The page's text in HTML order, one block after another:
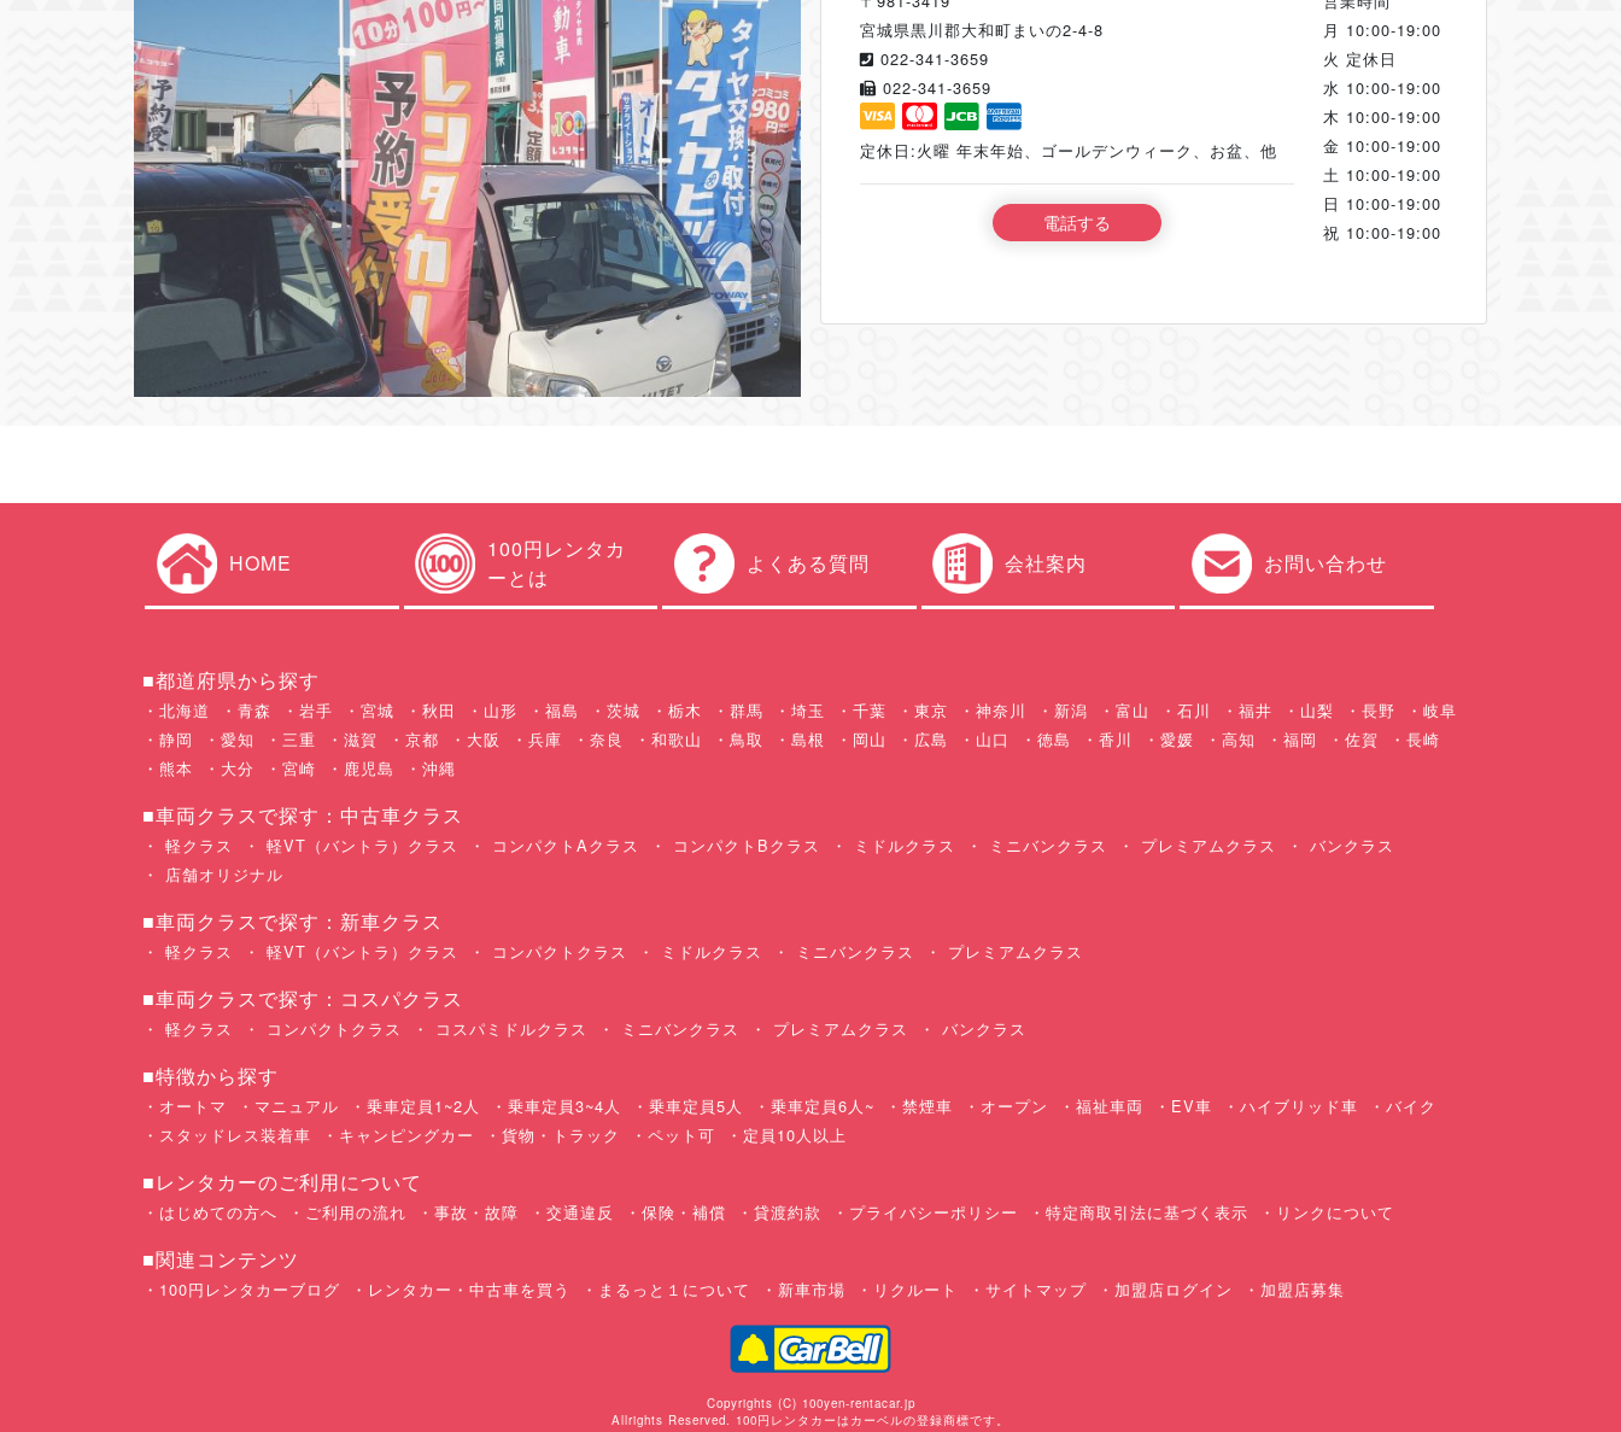
宮城県黒川郡大和町まいの2-4-8
022-341-3659
022-341-3659
定休日:火曜 年末年始、ゴールデンウィーク、お盆、他
電話する
月 10:00-19:00
火 定休日
水 10:00-19:00
木 10:00-19:00
金 10:00-19:00
土 10:00-19:00
日 10:00-19:00
祝 10:00-19:00
HOME
100円レンタカ
ーとは
よくある質問 会社案内 お問い合わせ
■都道府県から探す
北海道 青森 岩手 宮城 秋田 山形 福島 茨城 栃木 群馬 埼玉 千葉 東京 神奈川 新潟 富山 石川 福井 山梨 長野
岐阜
静岡
愛知 三重 滋賀 京都 大阪 兵庫 奈良 和歌山 鳥取 島根 岡山 広島 山口 徳島 香川 愛媛 高知 福岡 佐賀
長崎
熊本
大分 宮崎 鹿児島 沖縄
■車両クラスで探す：中古車クラス
軽クラス 軽VT（バントラ）クラス コンパクトAクラス コンパクトBクラス ミドルクラス ミニバンクラス プレミアムクラス
バンクラス
店舗オリジナル
■車両クラスで探す：新車クラス
軽クラス 軽VT（バントラ）クラス コンパクトクラス ミドルクラス ミニバンクラス プレミアムクラス
■車両クラスで探す：コスパクラス
軽クラス コンパクトクラス コスパミドルクラス ミニバンクラス プレミアムクラス バンクラス
■特徴から探す
オートマ マニュアル 乗車定員1~2人 乗車定員3~4人 乗車定員5人 乗車定員6人~ 禁煙車 オープン 福祉車両 EV車 ハイブリッド車
バイク
スタッドレス装着車
キャンピングカー 貨物・トラック ペット可 定員10人以上
■レンタカーのご利用について
はじめての方へ ご利用の流れ 事故・故障 交通違反 保険・補償 貸渡約款 プライバシーポリシー 特定商取引法に基づく表示 リンクについて
■関連コンテンツ
100円レンタカーブログ レンタカー・中古車を買う まるっと１について 新車市場 リクルート サイトマップ 加盟店ログイン 加盟店募集
Copyrights (C) 100yen-rentacar.jp
Allrights Reserved. 100円レンタカーはカーベルの登録商標です。